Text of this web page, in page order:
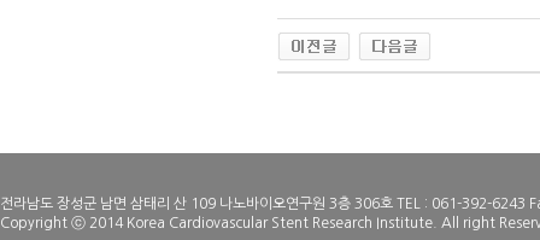
전라남도 장성군 남면 삼태리 산 109 나노바이오연구원 3층 306호 TEL : 061-392-6243
Copyright ⓒ 2014 Korea Cardiovascular Stent Research Institute. All right